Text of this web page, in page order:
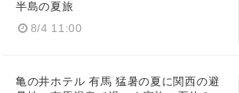
半島の夏旅
8/4 11:00
亀の井ホテル 有馬 猛暑の夏に関西の避